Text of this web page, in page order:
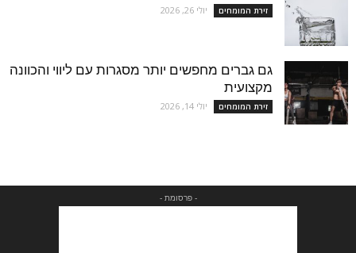
זירת המומחים יולי 26, 2026
גם גברים מחפשים יותר מסגרות עם ליווי והכוונה
מקצועית
זירת המומחים יולי 14, 2026
- פרסומת -